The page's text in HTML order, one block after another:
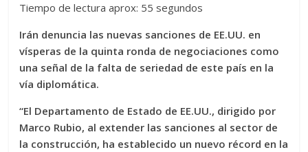
Tiempo de lectura aprox: 55 segundos
Irán denuncia las nuevas sanciones de EE.UU. en
vísperas de la quinta ronda de negociaciones como
una señal de la falta de seriedad de este país en la
vía diplomática.
“El Departamento de Estado de EE.UU., dirigido por
Marco Rubio, al extender las sanciones al sector de
la construcción, ha establecido un nuevo récord en la